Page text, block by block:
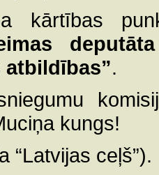
kārtības
.
kungs!
“Latvijas ceļš”).